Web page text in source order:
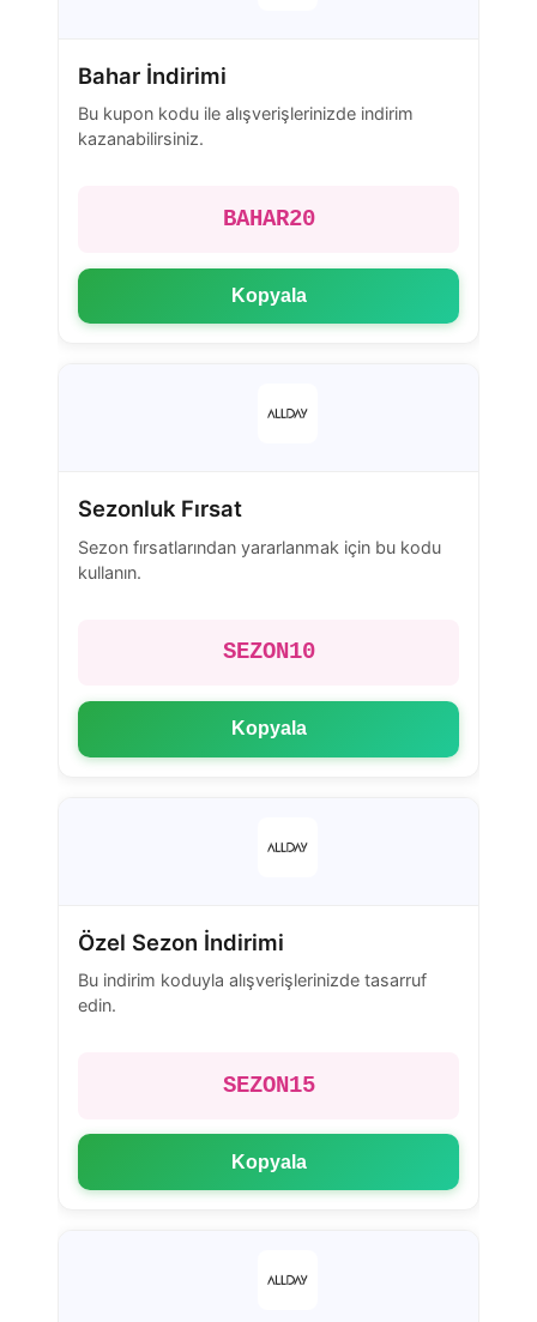
Bahar İndirimi
Bu kupon kodu ile alışverişlerinizde indirim
kazanabilirsiniz.
BAHAR20
Kopyala
Sezonluk Fırsat
Sezon fırsatlarından yararlanmak için bu kodu
kullanın.
SEZON10
Kopyala
Özel Sezon İndirimi
Bu indirim koduyla alışverişlerinizde tasarruf
edin.
SEZON15
Kopyala